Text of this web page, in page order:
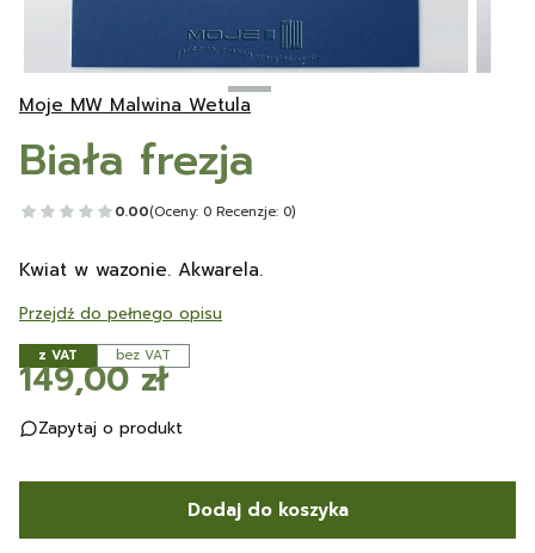
Moje MW Malwina Wetula
Biała frezja
0.00(Oceny: 0 Recenzje: 0)
Kwiat w wazonie. Akwarela.
Przejdź do pełnego opisu
z VAT bez VAT
Cena
149,00 zł
Zapytaj o produkt
Dodaj do koszyka